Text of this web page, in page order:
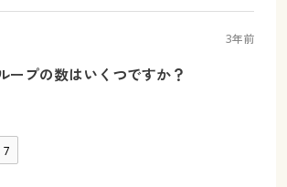
3年前
ープの数はいくつですか？
7